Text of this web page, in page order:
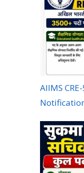
AIIMS